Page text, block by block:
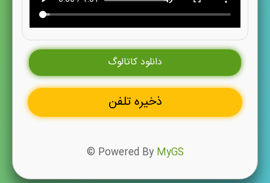
دانلود کاتالوگ
ذخیره تلفن
© Powered By MyGS